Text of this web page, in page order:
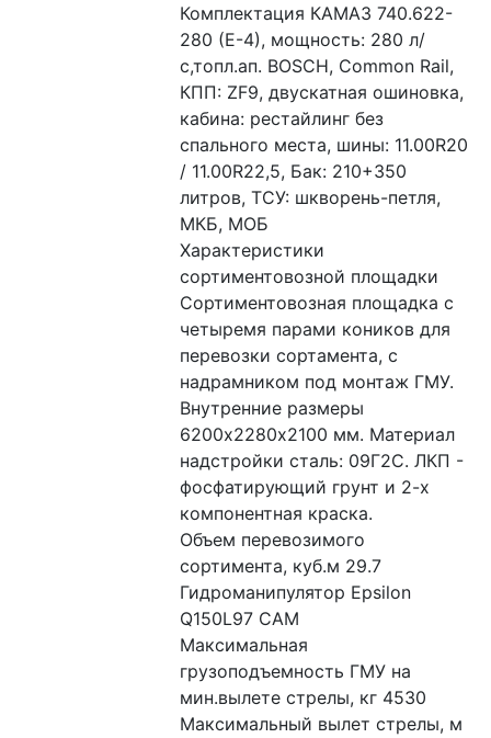
Комплектация КАМАЗ 740.622-
280 (Е-4), мощность: 280 л/
с,топл.ап. BOSCH, Common Rail,
КПП: ZF9, двускатная ошиновка,
кабина: рестайлинг без
спального места, шины: 11.00R20
/ 11.00R22,5, Бак: 210+350
литров, ТСУ: шкворень-петля,
МКБ, МОБ
Характеристики
сортиментовозной площадки
Сортиментовозная площадка с
четыремя парами коников для
перевозки сортамента, с
надрамником под монтаж ГМУ.
Внутренние размеры
6200х2280х2100 мм. Материал
надстройки сталь: 09Г2С. ЛКП -
фосфатирующий грунт и 2-х
компонентная краска.
Объем перевозимого
сортимента, куб.м 29.7
Гидроманипулятор Epsilon
Q150L97 CAM
Максимальная
грузоподъемность ГМУ на
мин.вылете стрелы, кг 4530
Максимальный вылет стрелы, м